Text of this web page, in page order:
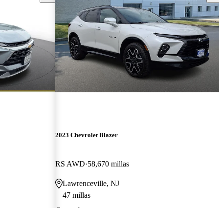
2023 Chevrolet Blazer
RS AWD 58,670 millas
Lawrenceville, NJ
47 millas